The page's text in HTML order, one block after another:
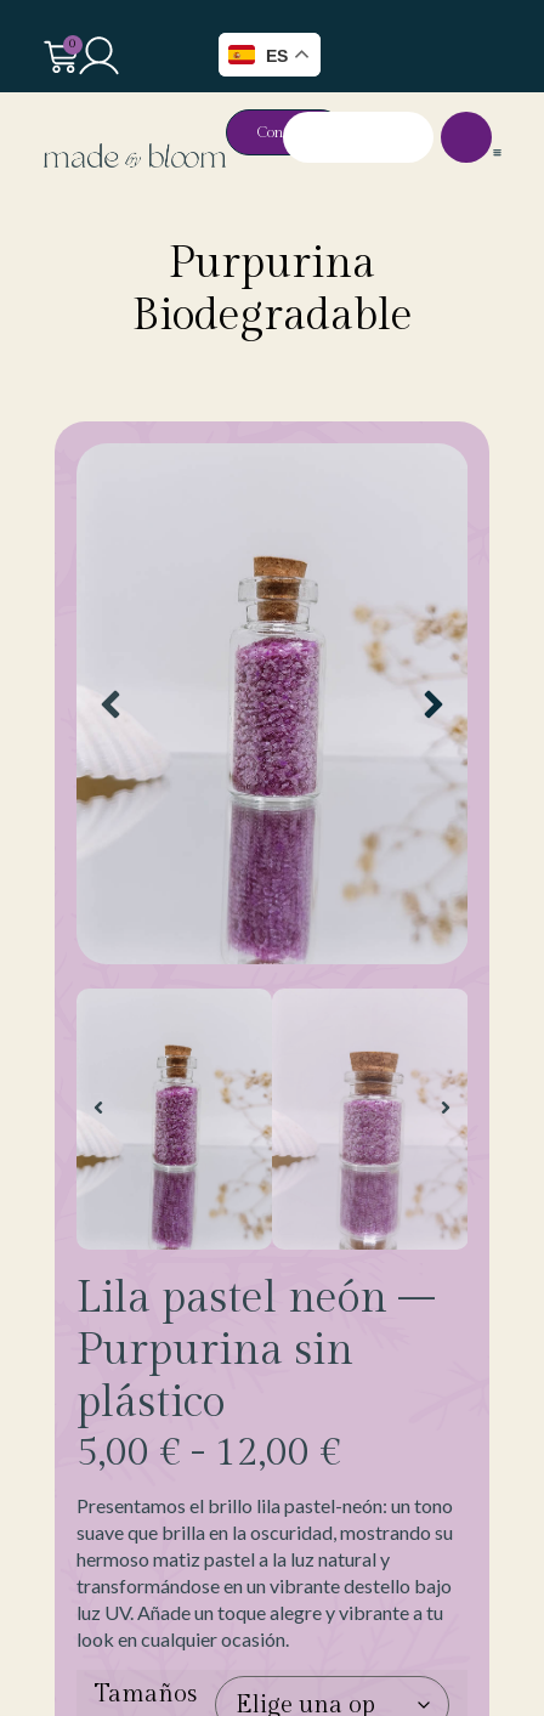
ES
0
Contacto
Purpurina
Biodegradable
Lila pastel neón –
Purpurina sin
plástico
5,00 € - 12,00 €
Presentamos el brillo lila pastel-neón: un tono
suave que brilla en la oscuridad, mostrando su
hermoso matiz pastel a la luz natural y
transformándose en un vibrante destello bajo
luz UV. Añade un toque alegre y vibrante a tu
look en cualquier ocasión.
Tamaños